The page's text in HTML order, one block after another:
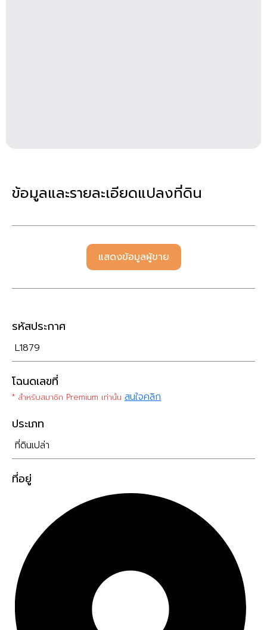
ข้อมูลและรายละเอียดแปลงที่ดิน
แสดงข้อมูลผู้ขาย
รหัสประกาศ
L1879
โฉนดเลขที่
* สำหรับสมาชิก Premium เท่านั้น สนใจคลิก
ประเภท
ที่ดินเปล่า
ที่อยู่